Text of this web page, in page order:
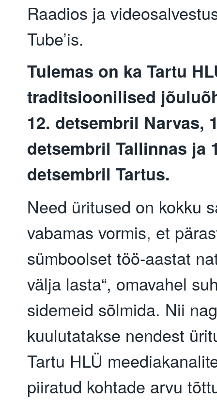
Raadios ja
Tube’is.
Tulemas on ka Tartu
traditsioonilised
12. detsembril Narvas,
detsembril Tallinnas ja
detsembril Tartus.
Need üritused on kokku
vabamas vormis, et
sümboolset töö-aastat
välja lasta“, omavahel
sidemeid sõlmida. Nii
kuulutatakse nendest
Tartu HLÜ
piiratud kohtade arvu